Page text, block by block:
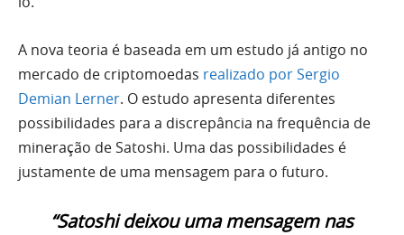
A nova teoria é baseada em um estudo já antigo no
mercado de criptomoedas realizado por Sergio
Demian Lerner. O estudo apresenta diferentes
possibilidades para a discrepância na frequência de
mineração de Satoshi. Uma das possibilidades é
justamente de uma mensagem para o futuro.
“Satoshi deixou uma mensagem nas